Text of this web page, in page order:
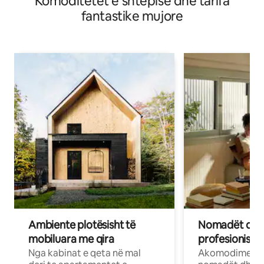
fantastike mujore
Ambiente plotësisht të
mobiluara me qira
Nga kabinat e qeta në mal
Nomadët
Akomodime